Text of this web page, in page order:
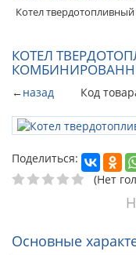
Котел
КОТЕЛ
←назад Код
Поделиться:
(Нет
Основные